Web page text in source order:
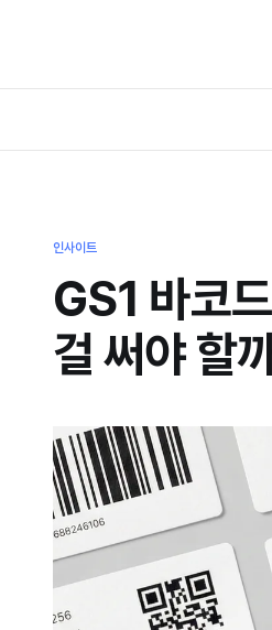
인사이트
GS1 바코
걸 써야 할